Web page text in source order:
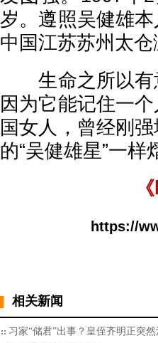
岁。遵照吴健雄
中国江苏苏州太
生命之所以有
因为它能记住一
国女人，曾经刚
的“吴健雄星”一
https://
相关新闻
习家“储君”出事？皇侄齐明正突然